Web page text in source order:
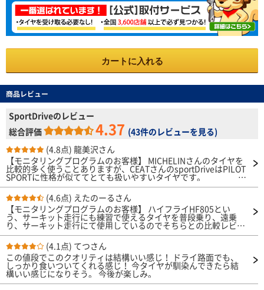
カートに入れる
商品レビュー
SportDriveのレビュー
総合評価
4.37 (43件のレビューを見る)
(4.8点) 龍美沢さん
【モニタリングプログラムのお客様】 MICHELINさんのタイヤを
比較的多く使うことありますが、CEATさんのsportDriveはPILOT
SPORTに性格が似ててとても扱いやすいタイヤです。
まずドライ性能に関しては
純正装着タイヤより乗り心地が良くてギャップの収まりがよく安
心して踏んでいける印象です。
次にウエットに
関してはMICHELINと変わりないので同じように扱えます。
車がZC33Sスイ
フトスポーツなので元々静粛性能はよくありませんが､ﾛｰﾄﾞﾉｲｽﾞ
は気になる程ではありません。私自身色々なタイヤ(ハイグリッ
プからエコタイヤ)使って来ましたが､街乗り及びワインディング
なら文句のないタイヤと思います
(4.6点) えたのーるさん
【モニタリングプログラムのお客様】 ハイフライHF805とい
う、サーキット走行にも練習で使えるタイヤを普段乗り、遠乗
り、サーキット走行にて使用しているのでそちらとの比較レビュ
ーになります。まず驚いたのが静粛性で、ロードノイズが少なく
不快な音が少ないと感じました。それらに伴い乗り心地の満足度
も高く、燃費性能も良好でした。サーキットでは、HF805は縦主
体で使う方向性のタイヤで、ブロックの動きが大きく、ヨレてし
まうのですがCEATタイヤは、ブロックがしっかりしており、ヨ
レが少ない印象です。限界グリップは決して高く無いのですが、
縦横斜め、どれも癖が無くとても走りやすいタイヤです。またH
(4.1点) てつさん
この値段でこのクオリティは結構いい感じ！ ドライ路面でも、
しっかり食いついてくれる感じ！ 今タイヤが馴染んできたら結
構いい感じになりそう。 今後が楽しみ。